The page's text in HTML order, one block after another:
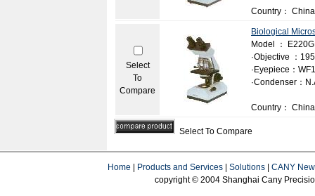
Country： China
Select
To
Compare
Biological
Model ： E220G
·Objective ：
·Eyepiece：
·Condenser：
Country： China
Select To Compare
Home Products and Services Solutions
CANY
copyright © 2004 Shanghai Cany